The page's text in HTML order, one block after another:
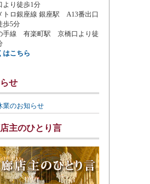
より徒歩1分
トロ銀座線 銀座駅 A13番出口
歩5分
手線 有楽町駅 京橋口より徒
はこちら
せ
業のお知らせ
主のひとり言